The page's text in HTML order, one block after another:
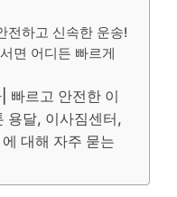
전하고 신속한 운송!
면 어디든 빠르게
빠르고 안전한 이
용달, 이사짐센터,
대해 자주 묻는